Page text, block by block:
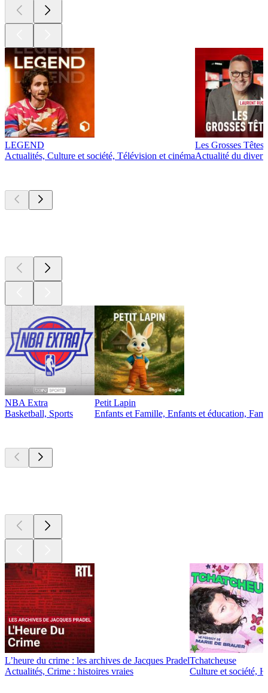
LEGEND
Actualités, Culture et société, Télévision et cinéma
Les Grosses Têtes
Actualité du
NBA Extra
Basketball, Sports
Petit Lapin
Enfants et Famille, Enfants et éducation,
L’heure du crime : les archives de Jacques Pradel
Actualités, Crime : histoires vraies
Tchatcheuse
Culture et société,